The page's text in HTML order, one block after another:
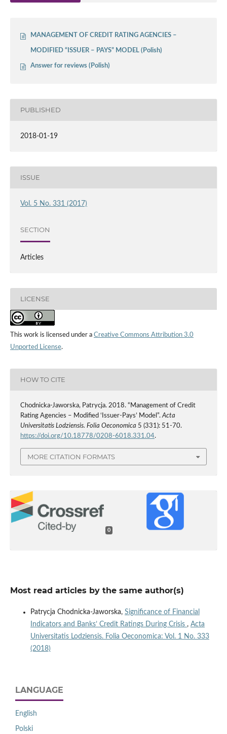
MANAGEMENT OF CREDIT RATING AGENCIES –
MODIFIED “ISSUER – PAYS” MODEL (Polish)
Answer for reviews (Polish)
PUBLISHED
2018-01-19
ISSUE
Vol. 5 No. 331 (2017)
SECTION
Articles
LICENSE
This work is licensed under a Creative Commons Attribution 3.0
Unported License.
HOW TO CITE
Chodnicka-Jaworska, Patrycja. 2018. “Management of Credit
Rating Agencies – Modified ‘Issuer‑Pays’ Model”.Acta
Universitatis Lodziensis. Folia Oeconomica 5 (331): 51-70.
https://doi.org/10.18778/0208-6018.331.04.
MORE CITATION FORMATS
0
Most read articles by the same author(s)
Patrycja Chodnicka-Jaworska, Significance of Financial
Indicators and Banks’ Credit Ratings During Crisis , Acta
Universitatis Lodziensis. Folia Oeconomica: Vol. 1 No. 333
(2018)
LANGUAGE
English
Polski